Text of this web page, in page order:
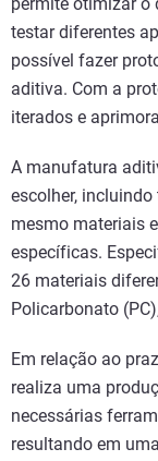
permite otimizar o
testar diferentes
possível fazer
aditiva. Com a
iterados e
A manufatura
escolher,
mesmo materiais
específicas.
26 materiais
Policarbonato
Em relação ao
realiza uma
necessárias
resultando em